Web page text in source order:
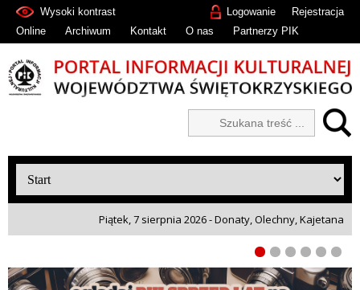
Rejestracja
Logowanie
Wysoki kontrast
Online
Archiwum Kontakt O nas Partnerzy PIK
Piątek, 7 sierpnia 2026 - Donaty, Olechny, Kajetana